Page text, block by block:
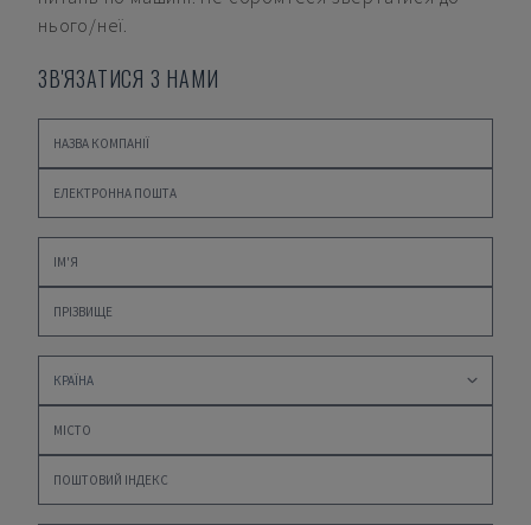
нього/неї.
ЗВ'ЯЗАТИСЯ З НАМИ